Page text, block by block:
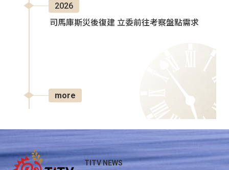
2026
司馬庫斯災後復建 立委前往考察盤點需求
more
TITV NEWS